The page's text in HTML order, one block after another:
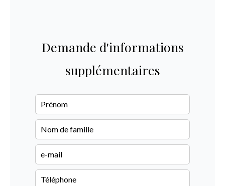
Demande d'informations
supplémentaires